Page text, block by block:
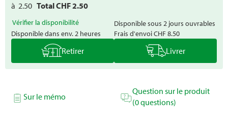
à 2.50 Total CHF2.50
Vérifier la disponibilité
Disponible dans env. 2 heures
Disponible sous 2 jours ouvrables
Frais d'envoiCHF 8.50
Retirer Livrer
Sur le mémo
Question sur le produit
(0 questions)